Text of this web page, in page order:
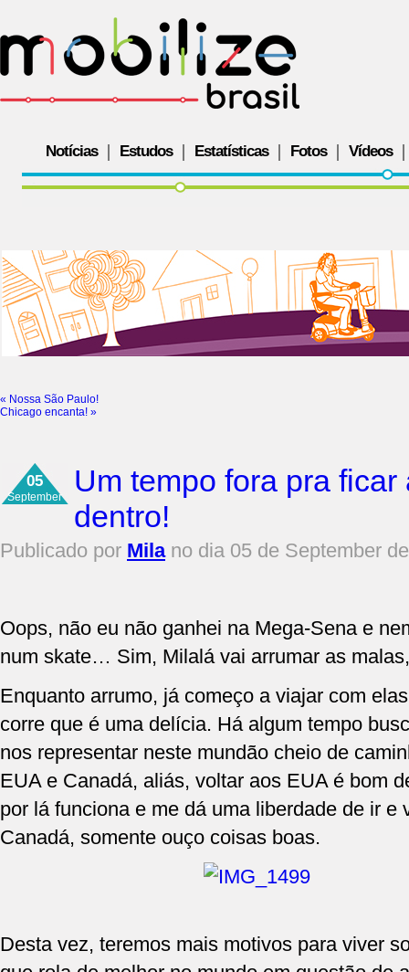
Notícias Estudos Estatísticas Fotos Vídeos
« Nossa São Paulo!
Chicago encanta! »
05
September
Um tempo fora pra
dentro!
Publicado por Milano dia 05 de September
Oops, não eu não ganhei na Mega-Sena e
num skate… Sim, Milalá vai arrumar as
Enquanto arrumo, já começo a viajar com
corre que é uma delícia. Há algum tempo
nos representar neste mundão cheio de
EUA e Canadá, aliás, voltar aos EUA é bom
por lá funciona e me dá uma liberdade de ir e
Canadá, somente ouço coisas boas.
Desta vez, teremos mais motivos para viver